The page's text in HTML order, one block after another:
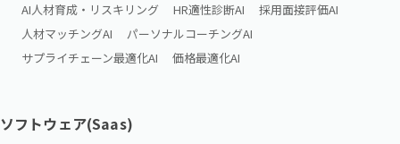
AI人材育成・リスキリング HR適性診断AI
採用面接評価AI
人材マッチングAI
パーソナルコーチングAI
サプライチェーン最適化AI
価格最適化AI
ソフトウェア(Saas)